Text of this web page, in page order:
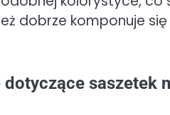
dobrze komponuje
saszetek